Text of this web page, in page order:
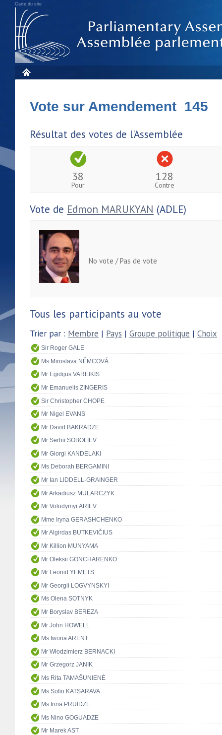
Carte du site
Vote sur Amendement 145
Résultat des votes de l'Assemblée
38
Pour
128
Contre
Vote de Edmon MARUKYAN (ADLE)
No vote / Pas de vote
Tous les participants au vote
Trier par : Membre | Pays | Groupe politique | Choix
Sir Roger GALE
Ms Miroslava NĚMCOVÁ
Mr Egidijus VAREIKIS
Mr Emanuelis ZINGERIS
Sir Christopher CHOPE
Mr Nigel EVANS
Mr David BAKRADZE
Mr Serhii SOBOLIEV
Mr Giorgi KANDELAKI
Ms Deborah BERGAMINI
Mr Ian LIDDELL-GRAINGER
Mr Arkadiusz MULARCZYK
Mr Volodymyr ARIEV
Mme Iryna GERASHCHENKO
Mr Algirdas BUTKEVIČIUS
Mr Killion MUNYAMA
Mr Oleksii GONCHARENKO
Mr Leonid YEMETS
Mr Georgii LOGVYNSKYI
Ms Olena SOTNYK
Mr Boryslav BEREZA
Mr John HOWELL
Ms Iwona ARENT
Mr Włodzimierz BERNACKI
Mr Grzegorz JANIK
Ms Rita TAMAŠUNIENĖ
Ms Sofio KATSARAVA
Ms Irina PRUIDZE
Ms Nino GOGUADZE
Mr Marek AST